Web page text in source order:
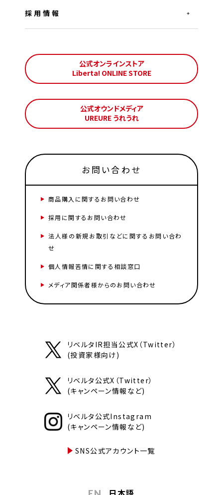
採用情報
公式オンラインストア
Liberta! ONLINE STORE
公式オウンドメディア
UREURE うれうれ
お問い合わせ
商品購入に関するお問い合わせ
採用に関するお問い合わせ
法人様の新規お取引などに関するお問い合わ
せ
個人情報苦情に関する相談窓口
メディア関係者様からのお問い合わせ
リベルタIR担当公式X（Twitter）
(投資家様向け)
リベルタ公式X（Twitter）
(キャンペーン情報など)
リベルタ公式Instagram
(キャンペーン情報など)
SNS公式アカウント一覧